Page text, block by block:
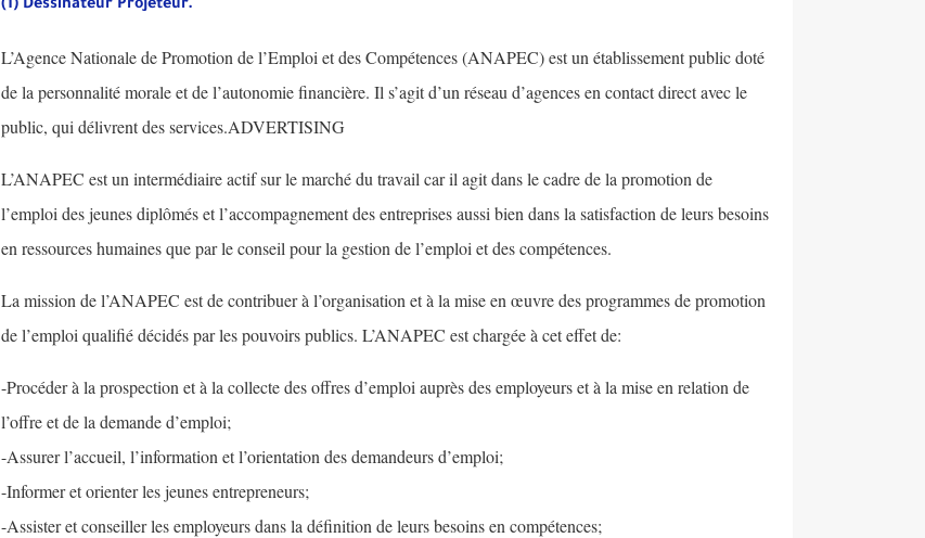
(1) Dessinateur Projeteur.
L’Agence Nationale de Promotion de l’Emploi et des Compétences (ANAPEC) est un établissement public doté
de la personnalité morale et de l’autonomie financière. Il s’agit d’un réseau d’agences en contact direct avec le
public, qui délivrent des services.ADVERTISING
L’ANAPEC est un intermédiaire actif sur le marché du travail car il agit dans le cadre de la promotion de
l’emploi des jeunes diplômés et l’accompagnement des entreprises aussi bien dans la satisfaction de leurs besoins
en ressources humaines que par le conseil pour la gestion de l’emploi et des compétences.
La mission de l’ANAPEC est de contribuer à l’organisation et à la mise en œuvre des programmes de promotion
de l’emploi qualifié décidés par les pouvoirs publics. L’ANAPEC est chargée à cet effet de:
-Procéder à la prospection et à la collecte des offres d’emploi auprès des employeurs et à la mise en relation de
l’offre et de la demande d’emploi;
-Assurer l’accueil, l’information et l’orientation des demandeurs d’emploi;
-Informer et orienter les jeunes entrepreneurs;
-Assister et conseiller les employeurs dans la définition de leurs besoins en compétences;